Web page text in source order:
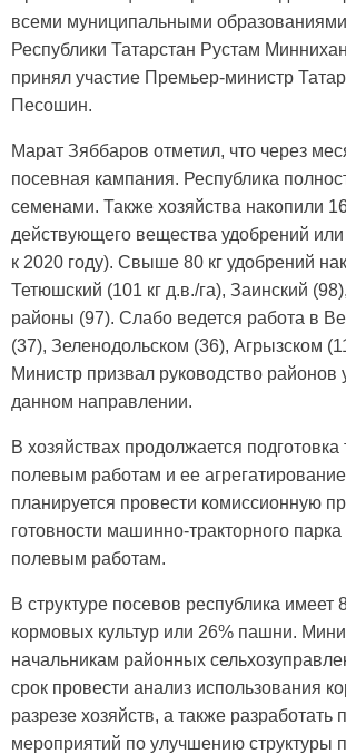
всеми муниципальными
Республики Татарстан Рустам
принял участие Премьер-министр
Песошин.
Марат Зяббаров отметил, что через
посевная кампания. Республика
семенами. Также хозяйства накопили
действующего вещества удобрений или
к 2020 году). Свыше 80 кг удобрений
Тетюшский (101 кг д.в./га), Заинский
районы (97). Слабо ведется работа в
(37), Зеленодольском (36), Агрызском
Министр призвал руководство районов
данном направлении.
В хозяйствах продолжается подготовка
полевым работам и ее
планируется провести комиссионную
готовности машинно-тракторного
полевым работам.
В структуре посевов республика имеет
кормовых культур или 26% пашни.
начальникам районных
срок провести анализ использования
разрезе хозяйств, а также разработать
мероприятий по улучшению структуры